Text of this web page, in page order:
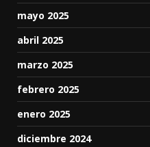
mayo 2025
abril 2025
marzo 2025
febrero 2025
enero 2025
diciembre 2024